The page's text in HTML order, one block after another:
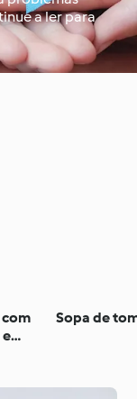
o
a ler para
Sopa de